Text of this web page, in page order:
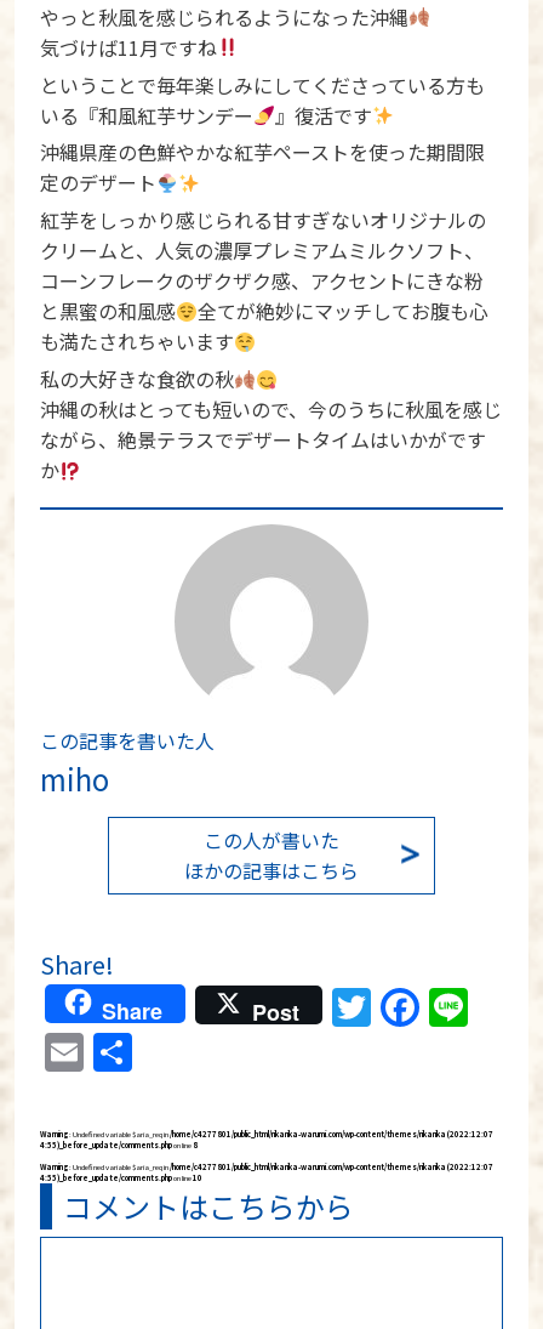
やっと秋風を感じられるようになった沖縄
気づけば11月ですね
ということで毎年楽しみにしてくださっている方も
いる『和風紅芋サンデー
』復活です
沖縄県産の色鮮やかな紅芋ペーストを使った期間限
定のデザート
紅芋をしっかり感じられる甘すぎないオリジナルの
クリームと、人気の濃厚プレミアムミルクソフト、
コーンフレークのザクザク感、アクセントにきな粉
と黒蜜の和風感
全てが絶妙にマッチしてお腹も心
も満たされちゃいます
私の大好きな食欲の秋
沖縄の秋はとっても短いので、今のうちに秋風を感じ
ながら、絶景テラスでデザートタイムはいかがです
か
この記事を書いた人
miho
この人が書いた
ほかの記事はこちら
Share!
Share Post Twitter
Email
Warning: Undefined variable $aria_req in/home/c4277801/public_html/rikarika-warumi.com/wp-content/themes/rikarika (2022:12:07
4:55)_before_update/comments.phpon line 8
Warning: Undefined variable $aria_req in/home/c4277801/public_html/rikarika-warumi.com/wp-content/themes/rikarika (2022:12:07
4:55)_before_update/comments.phpon line10
コメントはこちらから